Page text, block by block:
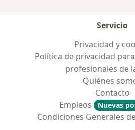
Servicio
Privacidad y
Política de privacidad
profesionales de
Quiénes
Contacto
Empleos
Nuevas
Condiciones Generales